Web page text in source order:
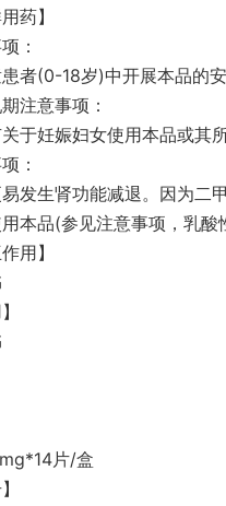
药】
：
者(0-18岁)中开展本品的
注意事项：
于妊娠妇女使用本品或其
：
发生肾功能减退。因为二
本品(参见注意事项，乳酸
用】
片/盒